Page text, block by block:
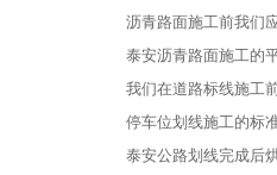
沥青路面施工前我们
泰安沥青路面施工的
我们在道路标线施工
停车位划线施工的标
泰安公路划线完成后